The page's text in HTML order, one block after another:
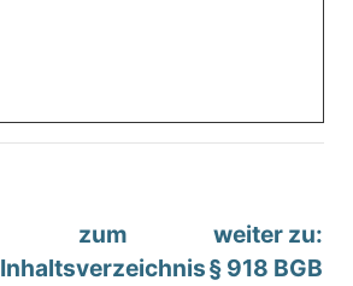
zum
Inhaltsverzeichnis
weiter zu:
§ 918 BGB